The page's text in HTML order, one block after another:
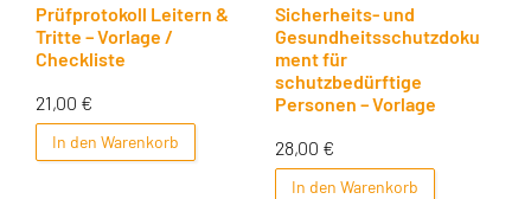
Prüfprotokoll Leitern &
Tritte – Vorlage /
Checkliste
21,00 €
In den Warenkorb
Sicherheits- und
Gesundheitsschutzdoku
ment für
schutzbedürftige
Personen – Vorlage
28,00 €
In den Warenkorb